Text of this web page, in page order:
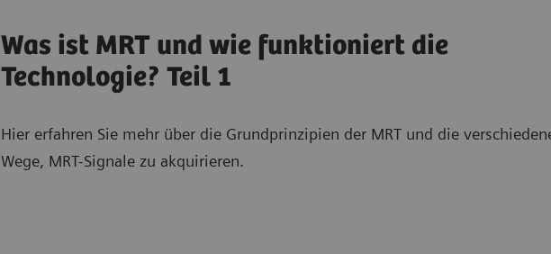
Was ist MRT und wie funktioniert die
Technologie? Teil 1
Hier erfahren Sie mehr über die Grundprinzipien der MRT und die
Wege, MRT-Signale zu akquirieren.